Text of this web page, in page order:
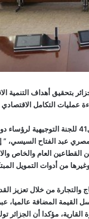
بتحقيق أهداف التنمية
عمليات التكامل الاقتصادي
و قال الرئيس عبد المجيد تبون في كلمته أمام
عبد الفتاح السيسي، ”
القطاعين العام والخاص
من أدوات التمويل
من خلال تعزيز
المضافة عالميا،
القارية، مؤكدا أن الجزائر